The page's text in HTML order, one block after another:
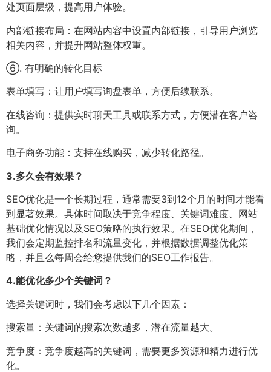
处页面层级，提高用户体验。
内部链接布局：在网站内容中设置内部链接，引导用户浏览
相关内容，并提升网站整体权重。
⑥. 有明确的转化目标
表单填写：让用户填写询盘表单，方便后续联系。
在线咨询：提供实时聊天工具或联系方式，方便潜在客户咨
询。
电子商务功能：支持在线购买，减少转化路径。
3.多久会有效果？
SEO优化是一个长期过程，通常需要3到12个月的时间才能看
到显著效果。具体时间取决于竞争程度、关键词难度、网站
基础优化情况以及SEO策略的执行效果。在SEO优化期间，
我们会定期监控排名和流量变化，并根据数据调整优化策
略，并且么每周会给您提供我们的SEO工作报告。
4.能优化多少个关键词？
选择关键词时，我们会考虑以下几个因素：
搜索量：关键词的搜索次数越多，潜在流量越大。
竞争度：竞争度越高的关键词，需要更多资源和精力进行优
化。